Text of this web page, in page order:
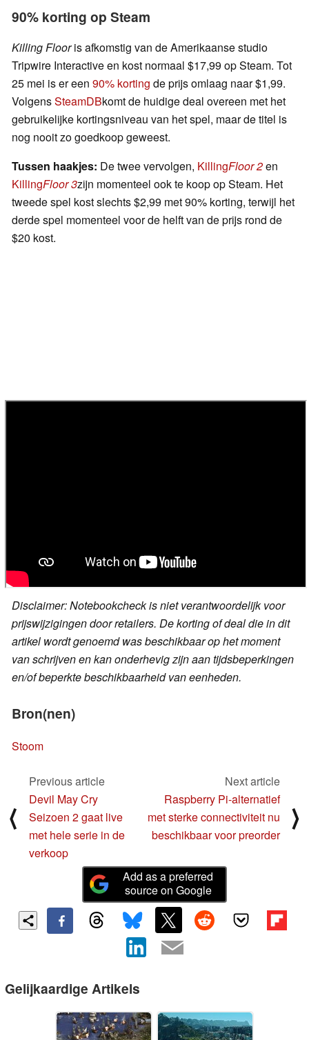
90% korting op Steam
Killing Flooris afkomstig van de Amerikaanse studio
Tripwire Interactive en kost normaal $17,99 op Steam. Tot
25 mei is er een 90% korting de prijs omlaag naar $1,99.
VolgensSteamDBkomt de huidige deal overeen met het
gebruikelijke kortingsniveau van het spel, maar de titel is
nog nooit zo goedkoop geweest.
Tussen haakjes: De twee vervolgen, KillingFloor 2en
KillingFloor 3zijn momenteel ook te koop op Steam. Het
tweede spel kost slechts $2,99 met 90% korting, terwijl het
derde spel momenteel voor de helft van de prijs rond de
$20 kost.
Disclaimer: Notebookcheck is niet verantwoordelijk voor
prijswijzigingen door retailers. De korting of deal die in dit
artikel wordt genoemd was beschikbaar op het moment
van schrijven en kan onderhevig zijn aan tijdsbeperkingen
en/of beperkte beschikbaarheid van eenheden.
Bron(nen)
Stoom
⟨
Previous article
Devil May Cry
Seizoen 2 gaat live
met hele serie in de
verkoop
Next article
Raspberry Pi-alternatief
met sterke connectiviteit nu
beschikbaar voor preorder
⟩
Add as a preferred
source on Google
Gelijkaardige Artikels